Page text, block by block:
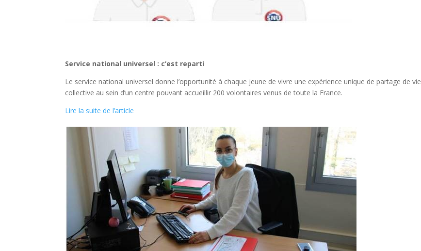
Service national universel : c’est reparti
Le service national universel donne l’opportunité à chaque jeune de vivre une expérience unique de partage de vie
collective au sein d’un centre pouvant accueillir 200 volontaires venus de toute la France.
Lire la suite de l’article